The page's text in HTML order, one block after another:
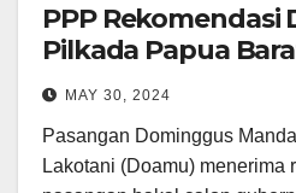
PPP Rekomendasi
Pilkada Papua
MAY 30, 2024
Pasangan Dominggus
Lakotani (Doamu) menerima